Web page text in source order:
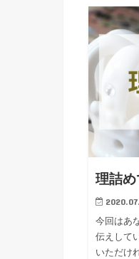
理詰
今回はあ
伝えして
いただけ